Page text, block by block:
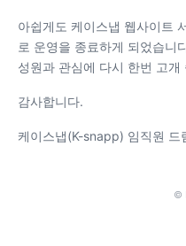
아쉽게도 케이스냅 웹사이트
로 운영을 종료하게 되었습니
성원과 관심에 다시 한번 고개
감사합니다.
케이스냅(K-snapp) 임직원 드
©